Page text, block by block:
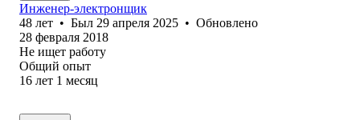
Инженер-электронщик
48 лет • Был 29 апреля 2025 • Обновлено
28 февраля 2018
Не ищет работу
Общий опыт
16 лет 1 месяц